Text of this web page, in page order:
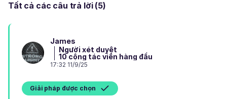
Tất cả các câu trả lời (5)
James
Người xét duyệt
10 cộng tác viên hàng đầu
17:32 11/9/25
Giải pháp được chọn